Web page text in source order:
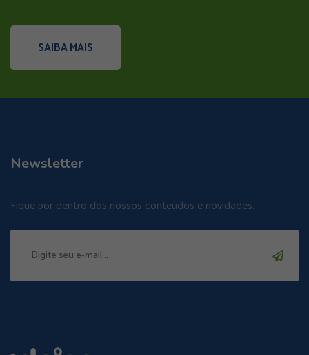
SAIBA MAIS
Newsletter
Fique por dentro dos nossos conteúdos e novidades.